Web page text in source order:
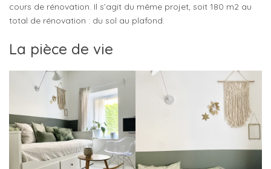
cours de rénovation. Il s’agit du même projet, soit 180 m2 au
total de rénovation : du sol au plafond.
La pièce de vie